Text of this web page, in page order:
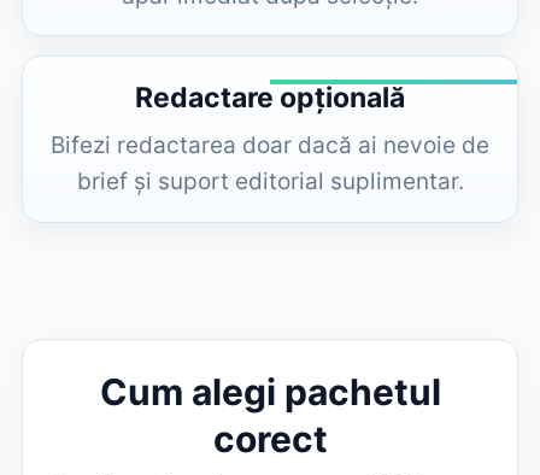
Redactare opțională
Bifezi redactarea doar dacă ai nevoie de
brief și suport editorial suplimentar.
Cum alegi pachetul
corect